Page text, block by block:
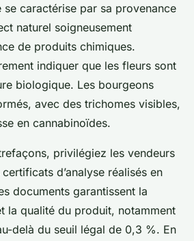
se caractérise par sa provenance
naturel soigneusement
de produits chimiques.
indiquer que les fleurs sont
biologique. Les bourgeons
avec des trichomes visibles,
en cannabinoïdes.
privilégiez les vendeurs
d’analyse réalisés en
documents garantissent la
la qualité du produit, notamment
delà du seuil légal de 0,3 %. En